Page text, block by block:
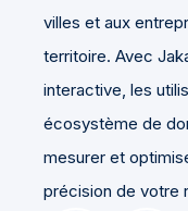
villes et aux
territoire. Avec
interactive, les
écosystème de
mesurer et
précision de votre